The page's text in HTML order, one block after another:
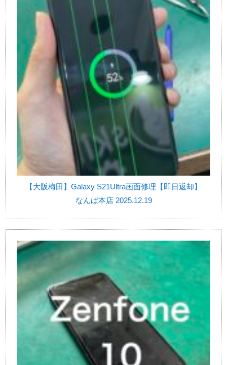
【大阪梅田】Galaxy S21Ultra画面修理【即日返却】
なんば本店 2025.12.19